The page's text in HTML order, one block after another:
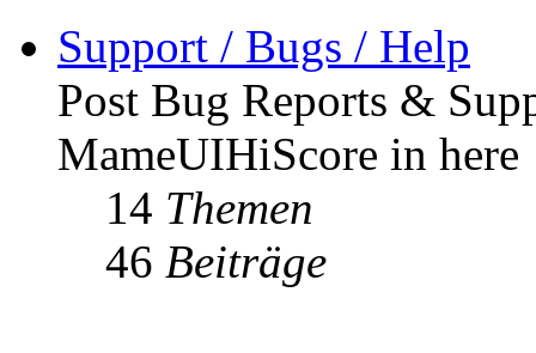
Support / Bugs / Help
Post Bug Reports &
MameUIHiScore in
14 Themen
46 Beiträge